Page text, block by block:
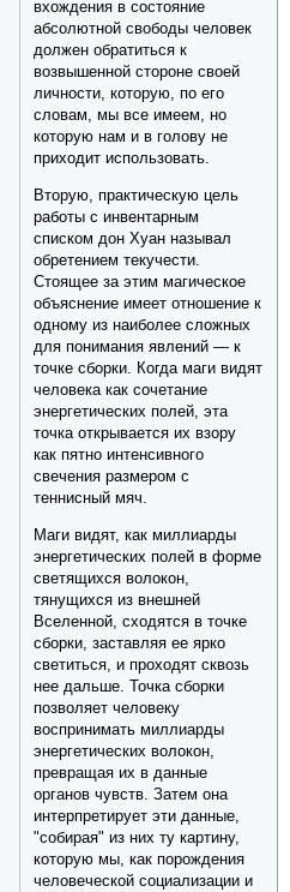
вхождения в состояние
абсолютной свободы человек
должен обратиться к
возвышенной стороне своей
личности, которую, по его
словам, мы все имеем, но
которую нам и в голову не
приходит использовать.
Вторую, практическую цель
работы с инвентарным
списком дон Хуан называл
обретением текучести.
Стоящее за этим магическое
объяснение имеет отношение к
одному из наиболее сложных
для понимания явлений — к
точке сборки. Когда маги видят
человека как сочетание
энергетических полей, эта
точка открывается их взору
как пятно интенсивного
свечения размером с
теннисный мяч.
Маги видят, как миллиарды
энергетических полей в форме
светящихся волокон,
тянущихся из внешней
Вселенной, сходятся в точке
сборки, заставляя ее ярко
светиться, и проходят сквозь
нее дальше. Точка сборки
позволяет человеку
воспринимать миллиарды
энергетических волокон,
превращая их в данные
органов чувств. Затем она
интерпретирует эти данные,
"собирая" из них ту картину,
которую мы, как порождения
человеческой социализации и